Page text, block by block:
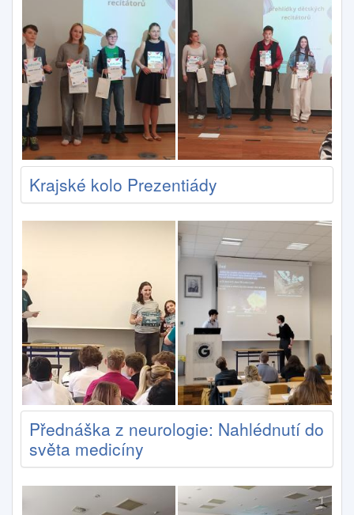
Krajské kolo Prezentiády
Přednáška z neurologie: Nahlédnutí do
světa medicíny